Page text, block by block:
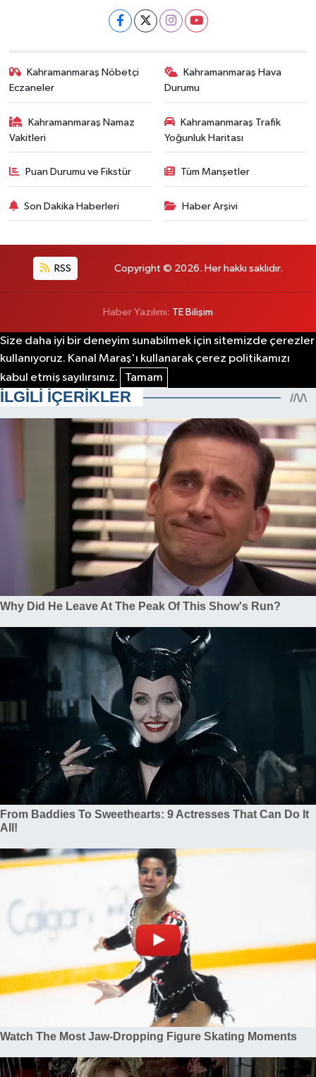
Kahramanmaraş Nöbetçi
Eczaneler
Kahramanmaraş Hava
Durumu
Kahramanmaraş Namaz
Vakitleri
Kahramanmaraş Trafik
Yoğunluk Haritası
Puan Durumu ve Fikstür Tüm Manşetler
Son Dakika Haberleri Haber Arşivi
RSS Copyright © 2026. Her hakkı saklıdır.
Haber Yazılımı: TE Bilişim
Size daha iyi bir deneyim sunabilmek için sitemizde çerezler
kullanıyoruz. Kanal Maraş'ı kullanarak çerez politikamızı
kabul etmiş sayılırsınız.
Tamam